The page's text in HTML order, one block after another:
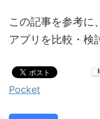
この記事を参考に
アプリを比較・検
Pocket